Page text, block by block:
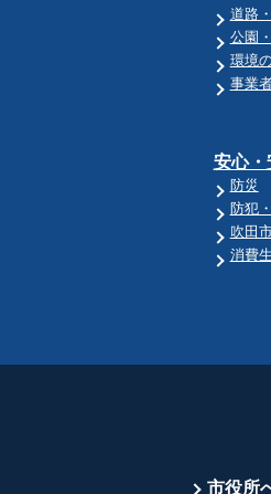
道路
公園
環境
事業
安心・
防災
防犯
吹田
消費
市役所